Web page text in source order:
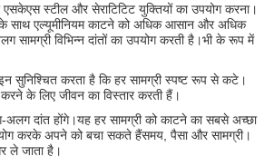
एसकेएस स्टील और सेराटिटिट युक्तियों का उपयोग करना।
साथ एल्यूमीनियम काटने को अधिक आसान और अधिक
सामग्री विभिन्न दांतों का उपयोग करती है।भी के रूप में
सुनिश्चित करता है कि हर सामग्री स्पष्ट रूप से कटे।
करने के लिए जीवन का विस्तार करती हैं।
दांत होंगे।यह हर सामग्री को काटने का सबसे अच्छा
करके अपने को बचा सकते हैंसमय, पैसा और सामग्री।
ले जाता है।